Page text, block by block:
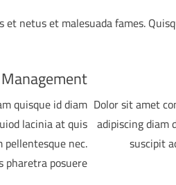
netus et malesuada fames.
Dolor sit amet
adipiscing diam
suscipit
quisque id diam
lacinia at quis
nec.
pharetra posuere.